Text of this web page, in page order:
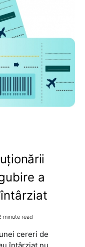
a
minute read
cereri de